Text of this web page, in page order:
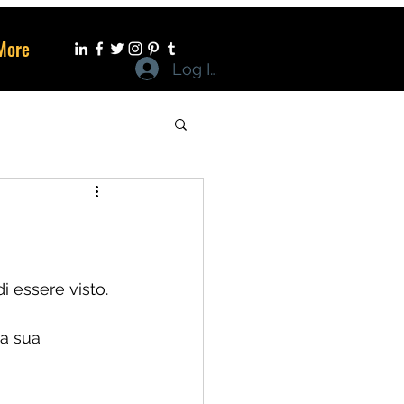
Log In
essere visto.
sua